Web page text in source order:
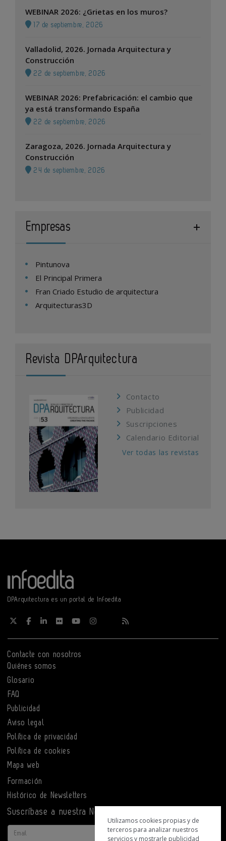
WEBINAR 2026: ¿Grietas en los muros?
17 de septiembre, 2026
Valladolid, 2026. Jornada Arquitectura y
Construcción
22 de septiembre, 2026
WEBINAR 2026: Prefabricación: el cambio que
ya está transformando España
22 de septiembre, 2026
Zaragoza, 2026. Jornada Arquitectura y
Construcción
24 de septiembre, 2026
Empresas
Pintunova
El Principal Primera
Fran Criado Estudio de arquitectura
Arquitecturas3D
Revista DPArquitectura
Contacto
Publicidad
Suscripciones
Calendario Editorial
Ver todas las revistas
DPArquitectura es un portal de Infoedita
Contacte con nosotros
Quiénes somos
Glosario
FAQ
Publicidad
Aviso legal
Política de privacidad
Política de cookies
Mapa web
Formación
Histórico de Newsletters
Suscríbase a nuestra Newsletter
Email
Utilizamos cookies propias y de
terceros para analizar nuestros
servicios y mostrarle publicidad